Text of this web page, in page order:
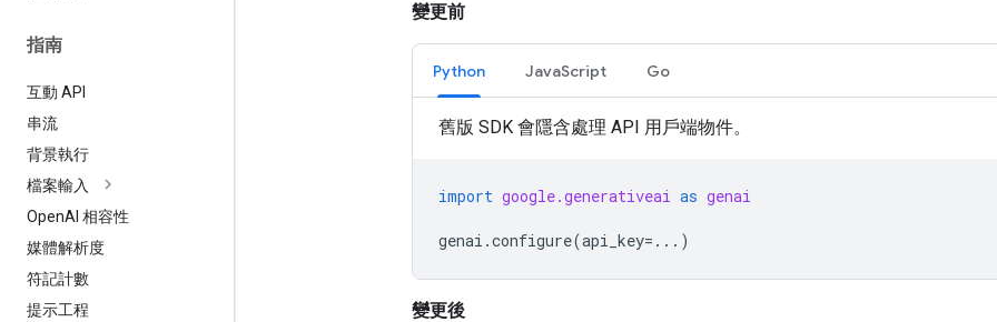
指南
互動 API
串流
背景執行
檔案輸入
OpenAI 相容性
媒體解析度
符記計數
提示工程
變更前
Python JavaScript Go
舊版 SDK 會隱含處理 API 用戶端物件。
import google.generativeai as genai
genai .configure(api_key=... )
變更後